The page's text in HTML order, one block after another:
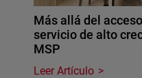
Más allá del
servicio de alto
MSP
Leer Artículo